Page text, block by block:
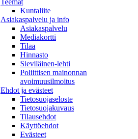
Teemat
Kuntaliite
Asiakaspalvelu ja info
Asiakaspalvelu
Mediakortti
Tilaa
Hinnasto
Sieviläinen-lehti
Poliittisen mainonnan
avoimuusilmoitus
Ehdot ja evästeet
Tietosuojaseloste
Tietosuojakuvaus
Tilausehdot
Käyttöehdot
Evästeet